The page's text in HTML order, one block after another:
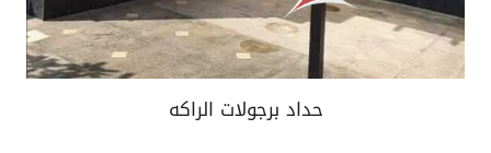
حداد برجولات الراكه